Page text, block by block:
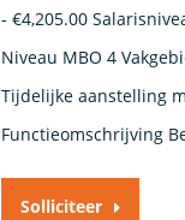
- €4,205.00
Niveau MBO 4
Tijdelijke aanstelling
Functieomschrijving
Solliciteer